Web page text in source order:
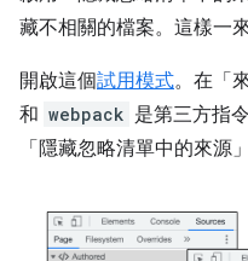
藏不相關的檔案。這樣一
開啟這個試用模式。在「
和 webpack 是第三方指
「隱藏忽略清單中的來源」